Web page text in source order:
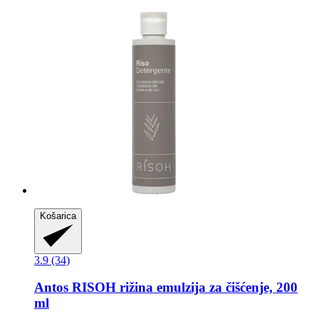
Košarica
3.9 (34)
Antos RISOH rižina emulzija za čišćenje, 200
ml